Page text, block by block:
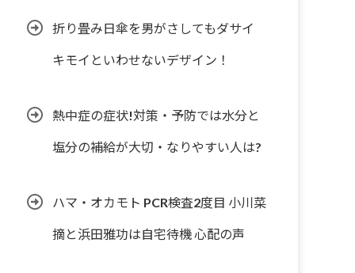
折り畳み日傘を男がさしてもダサイ
キモイといわせないデザイン！
熱中症の症状!対策・予防では水分と
塩分の補給が大切・なりやすい人は?
ハマ・オカモト PCR検査2度目 小川菜
摘と浜田雅功は自宅待機 心配の声